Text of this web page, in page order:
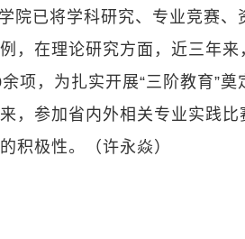
院已将学科研究、专业竞赛
，在理论研究方面，近三年
项，为扎实开展“三阶教育”
，参加省内外相关专业实践
积极性。（许永焱）